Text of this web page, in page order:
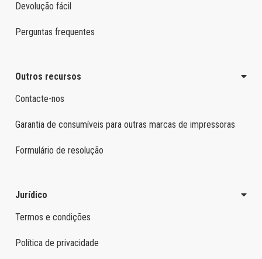
Devolução fácil
Perguntas frequentes
Outros recursos
Contacte-nos
Garantia de consumíveis para outras marcas de impressoras
Formulário de resolução
Jurídico
Termos e condições
Política de privacidade